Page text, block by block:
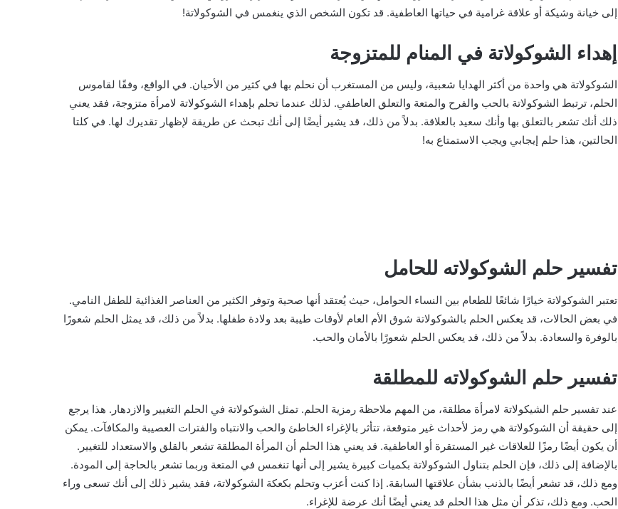
إلى خيانة وشيكة أو علاقة غرامية في حياتها العاطفية. قد تكون الشخص الذي ينغمس في الشوكولاتة!
إهداء الشوكولاتة في المنام للمتزوجة
الشوكولاتة هي واحدة من أكثر الهدايا شعبية، وليس من المستغرب أن نحلم بها في كثير من الأحيان. في الواقع، وفقًا لقاموس
الحلم، ترتبط الشوكولاتة بالحب والفرح والمتعة والتعلق العاطفي. لذلك عندما تحلم بإهداء الشوكولاتة لامرأة متزوجة، فقد يعني
ذلك أنك تشعر بالتعلق بها وأنك سعيد بالعلاقة. بدلاً من ذلك، قد يشير أيضًا إلى أنك تبحث عن طريقة لإظهار تقديرك لها. في كلتا
الحالتين، هذا حلم إيجابي ويجب الاستمتاع به!
تفسير حلم الشوكولاته للحامل
تعتبر الشوكولاتة خيارًا شائعًا للطعام بين النساء الحوامل، حيث يُعتقد أنها صحية وتوفر الكثير من العناصر الغذائية للطفل النامي.
في بعض الحالات، قد يعكس الحلم بالشوكولاتة شوق الأم العام لأوقات طيبة بعد ولادة طفلها. بدلاً من ذلك، قد يمثل الحلم شعورًا
بالوفرة والسعادة. بدلاً من ذلك، قد يعكس الحلم شعورًا بالأمان والحب.
تفسير حلم الشوكولاته للمطلقة
عند تفسير حلم الشيكولاتة لامرأة مطلقة، من المهم ملاحظة رمزية الحلم. تمثل الشوكولاتة في الحلم التغيير والازدهار. هذا يرجع
إلى حقيقة أن الشوكولاتة هي رمز لأحداث غير متوقعة، تتأثر بالإغراء الخاطئ والحب والانتباه والفترات العصيبة والمكافآت. يمكن
أن يكون أيضًا رمزًا للعلاقات غير المستقرة أو العاطفية. قد يعني هذا الحلم أن المرأة المطلقة تشعر بالقلق والاستعداد للتغيير.
بالإضافة إلى ذلك، فإن الحلم بتناول الشوكولاتة بكميات كبيرة يشير إلى أنها تنغمس في المتعة وربما تشعر بالحاجة إلى المودة.
ومع ذلك، قد تشعر أيضًا بالذنب بشأن علاقتها السابقة. إذا كنت أعزب وتحلم بكعكة الشوكولاتة، فقد يشير ذلك إلى أنك تسعى وراء
الحب. ومع ذلك، تذكر أن مثل هذا الحلم قد يعني أيضًا أنك عرضة للإغراء.